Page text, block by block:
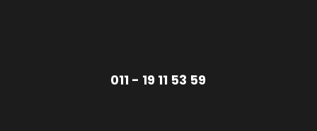
011 - 19 11 53 59